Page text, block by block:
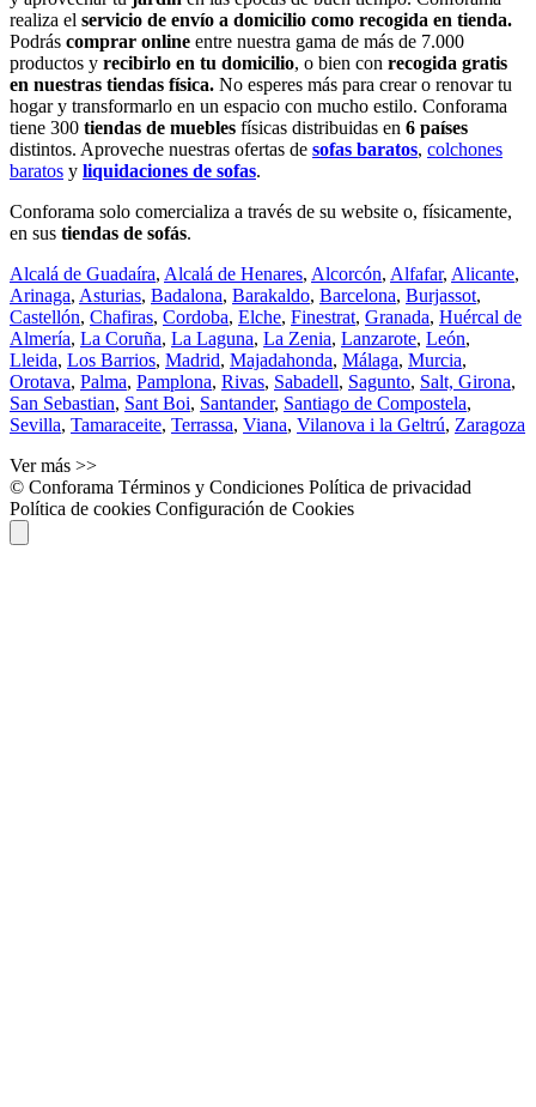
realiza el servicio de envío a domicilio como recogida en tienda.
Podrás comprar online entre nuestra gama de más de 7.000
productos y recibirlo en tu domicilio, o bien con recogida gratis
en nuestras tiendas física. No esperes más para crear o renovar tu
hogar y transformarlo en un espacio con mucho estilo. Conforama
tiene 300 tiendas de muebles físicas distribuidas en 6 países
distintos. Aproveche nuestras ofertas de sofas baratos, colchones
baratos y liquidaciones de sofas.
Conforama solo comercializa a través de su website o, físicamente,
en sus tiendas de sofás.
Alcalá de Guadaíra, Alcalá de Henares, Alcorcón, Alfafar, Alicante,
Arinaga, Asturias, Badalona, Barakaldo, Barcelona, Burjassot,
Castellón, Chafiras, Cordoba, Elche, Finestrat, Granada, Huércal de
Almería, La Coruña, La Laguna, La Zenia, Lanzarote, León,
Lleida, Los Barrios, Madrid, Majadahonda, Málaga, Murcia,
Orotava, Palma, Pamplona, Rivas, Sabadell, Sagunto, Salt, Girona,
San Sebastian, Sant Boi, Santander, Santiago de Compostela,
Sevilla, Tamaraceite, Terrassa, Viana, Vilanova i la Geltrú, Zaragoza
Ver más >>
© Conforama Términos y Condiciones Política de privacidad
Política de cookies Configuración de Cookies